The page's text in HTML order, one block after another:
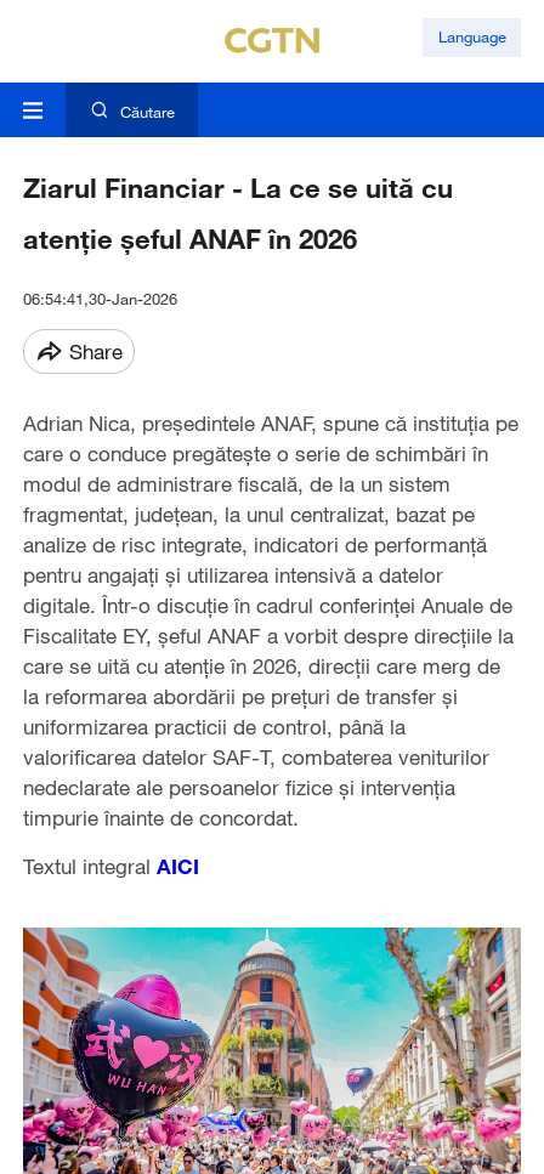
Language
Căutare
Ziarul Financiar - La ce se uită cu
atenţie şeful ANAF în 2026
06:54:41,30-Jan-2026
Share
Adrian Nica, preşedintele ANAF, spune că instituţia pe
care o conduce pregăteşte o serie de schimbări în
modul de administrare fiscală, de la un sistem
fragmentat, judeţean, la unul centralizat, bazat pe
analize de risc integrate, indicatori de performanţă
pentru angajaţi şi utilizarea intensivă a datelor
digitale. Într-o discuţie în cadrul conferinţei Anuale de
Fiscalitate EY, şeful ANAF a vorbit despre direcţiile la
care se uită cu atenţie în 2026, direcţii care merg de
la reformarea abordării pe preţuri de transfer şi
uniformizarea practicii de control, până la
valorificarea datelor SAF-T, combaterea veniturilor
nedeclarate ale persoanelor fizice şi intervenţia
timpurie înainte de concordat.
Textul integral AICI